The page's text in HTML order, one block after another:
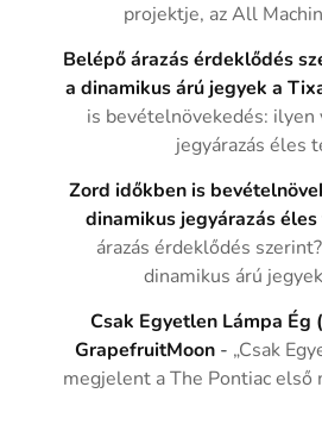
projektje, az All
Belépő árazás érdeklődés
a dinamikus árú jegyek a
is bevételnövekedés: ilyen
jegyárazás éles
Zord időkben is
dinamikus jegyárazás
árazás érdeklődés
dinamikus árú
Csak Egyetlen Lámpa Ég
GrapefruitMoon - „Csak
megjelent a The Pontiac első